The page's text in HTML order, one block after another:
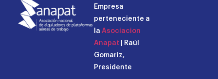
Empresa
perteneciente a
la Asociacion
Anapat | Raúl
Gomariz,
Presidente